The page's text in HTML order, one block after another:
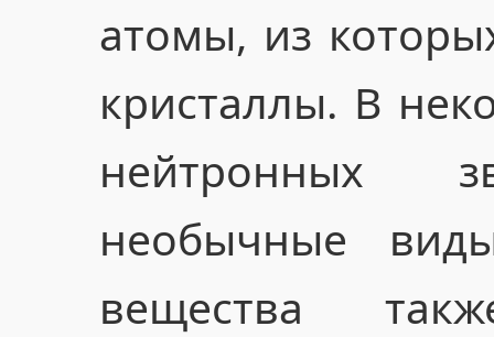
атомы, из
кристаллы. В
нейтронных
необычные
вещества